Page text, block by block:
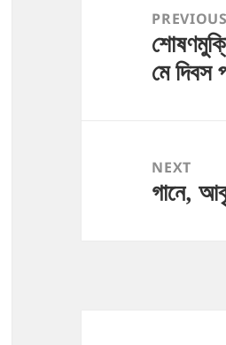
navigationPREVIOUS
post:
মে দিবস
NEXT
Next
গানে,